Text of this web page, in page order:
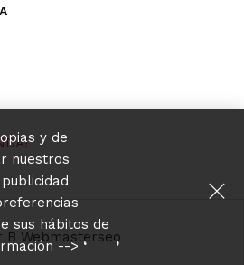
B Webmasterseo
y de
nuestros
sus hábitos de
-->‘aquí ’